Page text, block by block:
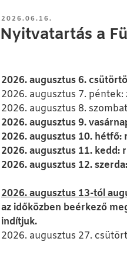
BEKÜLDVE:
2026.06.16.
Nyitvatartás a
2026. augusztus 6.
2026. augusztus 7. péntek:
2026. augusztus 8.
2026. augusztus 9.
2026. augusztus 10. hétfő:
2026. augusztus 11. kedd:
2026. augusztus 12.
2026. augusztus 13-tól
az időközben beérkező
indítjuk.
2026. augusztus 27.